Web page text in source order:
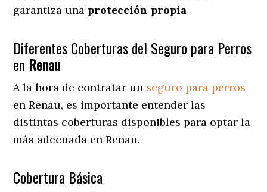
garantiza una protección propia
Diferentes Coberturas del Seguro para Perros
en Renau
A la hora de contratar un seguro para perros
en Renau, es importante entender las
distintas coberturas disponibles para optar la
más adecuada en Renau.
Cobertura Básica